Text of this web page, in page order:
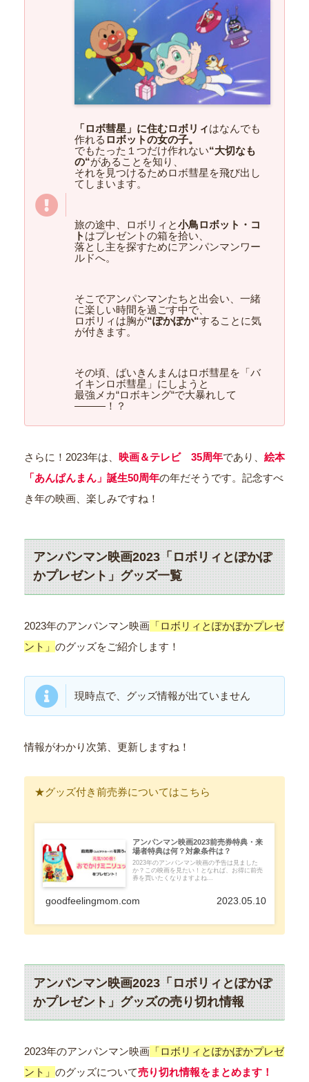
「ロボ彗星」に住むロボリィはなんでも
作れる ロボットの女の子。
でもたった１つだけ作れない“大切なも
の“があることを知り、
それを見つけるためロボ彗星を飛び出し
てしまいます。
旅の途中、ロボリィと小鳥ロボット・コ
ト はプレゼントの箱を拾い、
落とし主を探すためにアンパンマンワー
ルドへ。
そこでアンパンマンたちと出会い、一緒
に楽しい時間を過ごす中で、
ロボリィは胸が“ぽかぽか“することに気
が付きます。
その頃、ばいきんまんはロボ彗星を「バ
イキンロボ彗星」にしようと
最強メカ“ロボキング“で大暴れして
———！？
さらに！2023年は、 映画＆テレビ 35周年であり、 絵本
「あんぱんまん」誕生50周年の年だそうです。記念すべ
き年の映画、楽しみですね！
アンパンマン映画2023「ロボリィとぽかぽ
かプレゼント」グッズ一覧
2023年のアンパンマン映画 「ロボリィとぽかぽかプレゼ
ント」 のグッズをご紹介します！
現時点で、グッズ情報が出ていません
情報がわかり次第、更新しますね！
★グッズ付き前売券についてはこちら
アンパンマン映画2023前売券特典・来
場者特典は何？対象条件は？
2023年のアンパンマン映画の予告は見ました
か？この映画を見たい！となれば、お得に前売
券を買いたくなりますよね...
goodfeelingmom.com 2023.05.10
アンパンマン映画2023「ロボリィとぽかぽ
かプレゼント」グッズの売り切れ情報
2023年のアンパンマン映画 「ロボリィとぽかぽかプレゼ
ント」 のグッズについて売り切れ情報をまとめます！